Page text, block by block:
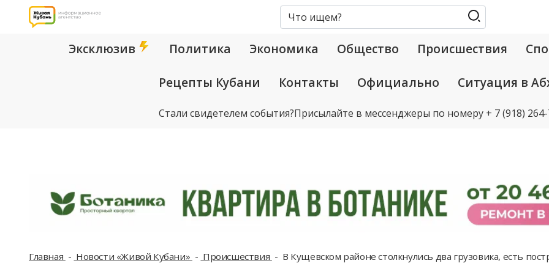
Эксклюзив Политика Экономика Общество Происшествия
Рецепты Кубани Контакты Официально Ситуация в
Стали свидетелем события?Присылайте в мессенджеры по номеру + 7 (918)
Главная Новости «Живой Кубани» Происшествия В Кущевском районе столкнулись два грузовика, есть